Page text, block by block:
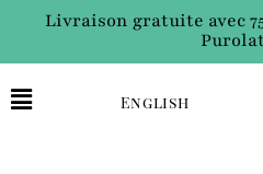
Livraison gratuite avec
English